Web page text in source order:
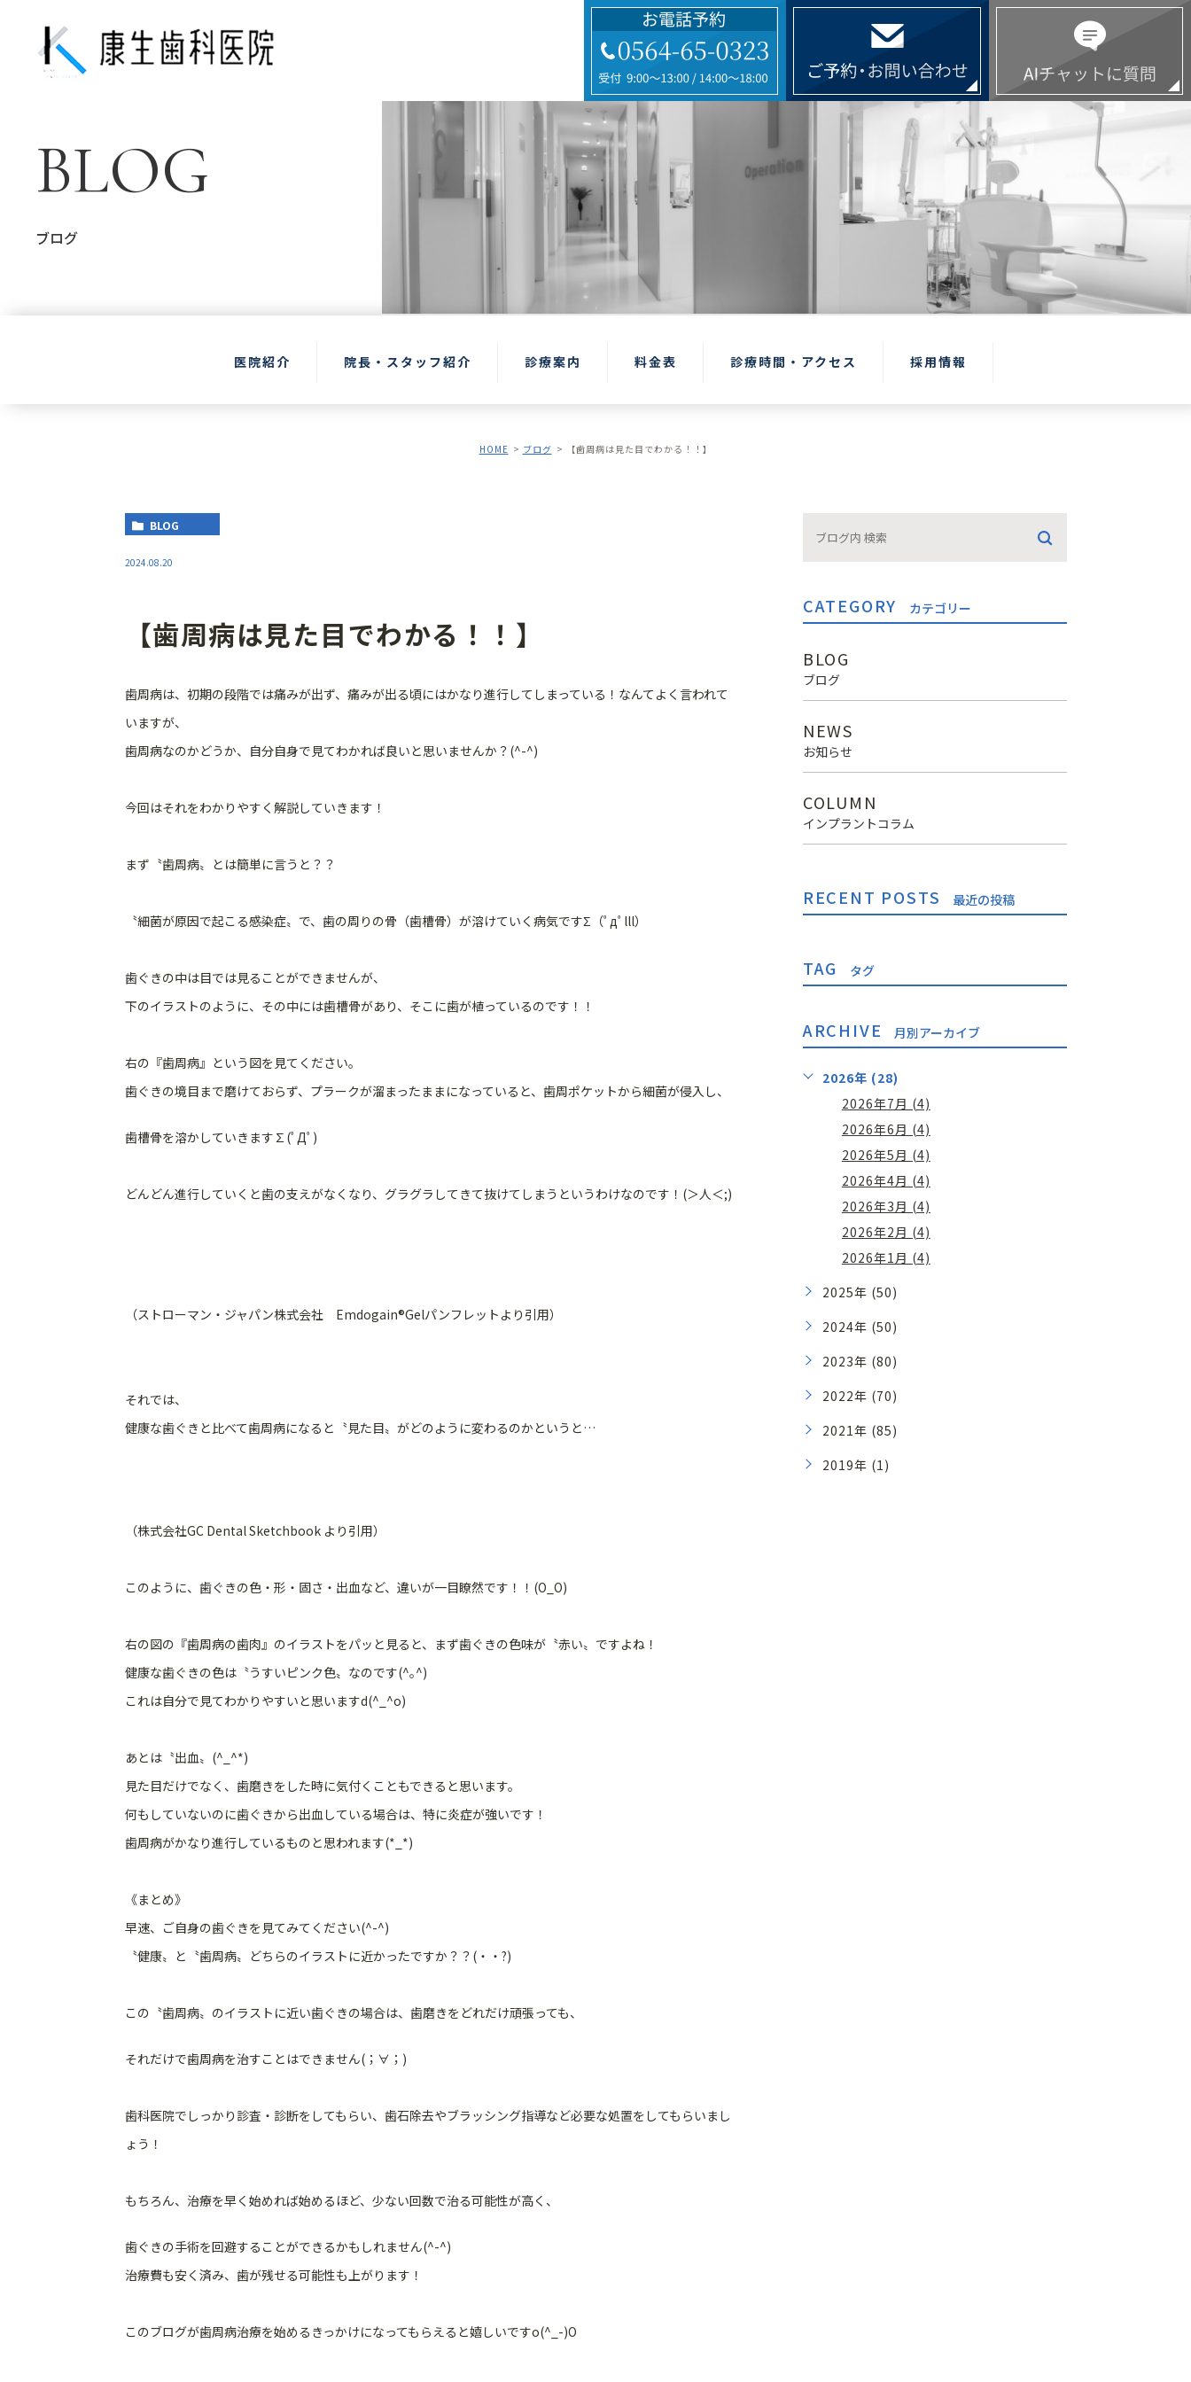
医院紹介 院長・スタッフ紹介 診療案内 料金表 診療時間・アクセス 採用情報
BLOG
ブログ
HOME ブログ 【歯周病は見た目でわかる！！】
BLOG
2024.08.20
【歯周病は見た目でわかる！！】
歯周病は、初期の段階では痛みが出ず、痛みが出る頃にはかなり進行してしまっている！なんてよく言われて
いますが、
歯周病なのかどうか、自分自身で見てわかれば良いと思いませんか？(^-^)
今回はそれをわかりやすく解説していきます！
まず〝歯周病〟とは簡単に言うと？？
〝細菌が原因で起こる感染症〟で、歯の周りの骨（歯槽骨）が溶けていく病気ですΣ（ﾟдﾟlll）
歯ぐきの中は目では見ることができませんが、
下のイラストのように、その中には歯槽骨があり、そこに歯が植っているのです！！
右の『歯周病』という図を見てください。
歯ぐきの境目まで磨けておらず、プラークが溜まったままになっていると、歯周ポケットから細菌が侵入し、
歯槽骨を溶かしていきます∑(ﾟДﾟ)
どんどん進行していくと歯の支えがなくなり、グラグラしてきて抜けてしまうというわけなのです！(＞人＜;)
（ストローマン・ジャパン株式会社 Emdogain®️Gelパンフレットより引用）
それでは、
健康な歯ぐきと比べて歯周病になると〝見た目〟がどのように変わるのかというと…
（株式会社GC Dental Sketchbook より引用）
このように、歯ぐきの色・形・固さ・出血など、違いが一目瞭然です！！(O_O)
右の図の『歯周病の歯肉』のイラストをパッと見ると、まず歯ぐきの色味が〝赤い〟ですよね！
健康な歯ぐきの色は〝うすいピンク色〟なのです(^｡^)
これは自分で見てわかりやすいと思いますd(^_^o)
あとは〝出血〟(^_^*)
見た目だけでなく、歯磨きをした時に気付くこともできると思います。
何もしていないのに歯ぐきから出血している場合は、特に炎症が強いです！
歯周病がかなり進行しているものと思われます(*_*)
《まとめ》
早速、ご自身の歯ぐきを見てみてください(^-^)
〝健康〟と〝歯周病〟どちらのイラストに近かったですか？？(・・?)
この〝歯周病〟のイラストに近い歯ぐきの場合は、歯磨きをどれだけ頑張っても、
それだけで歯周病を治すことはできません(；∀；)
歯科医院でしっかり診査・診断をしてもらい、歯石除去やブラッシング指導など必要な処置をしてもらいまし
ょう！
もちろん、治療を早く始めれば始めるほど、少ない回数で治る可能性が高く、
歯ぐきの手術を回避することができるかもしれません(^-^)
治療費も安く済み、歯が残せる可能性も上がります！
このブログが歯周病治療を始めるきっかけになってもらえると嬉しいですo(^_-)O
CATEGORY カテゴリー
BLOG
ブログ
NEWS
お知らせ
COLUMN
インプラントコラム
RECENT POSTS 最近の投稿
TAG タグ
ARCHIVE 月別アーカイブ
2026年 (28)
2026年7月 (4)
2026年6月 (4)
2026年5月 (4)
2026年4月 (4)
2026年3月 (4)
2026年2月 (4)
2026年1月 (4)
2025年 (50)
2024年 (50)
2023年 (80)
2022年 (70)
2021年 (85)
2019年 (1)